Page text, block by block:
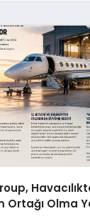
Ortağı Olma